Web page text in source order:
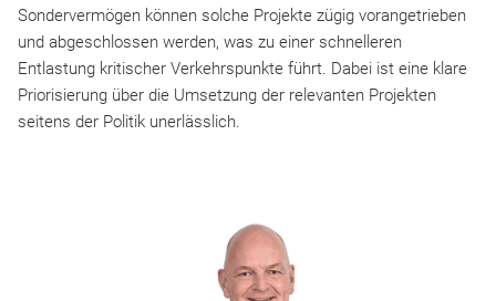
Sondervermögen können solche Projekte zügig vorangetrieben
und abgeschlossen werden, was zu einer schnelleren
Entlastung kritischer Verkehrspunkte führt. Dabei ist eine klare
Priorisierung über die Umsetzung der relevanten Projekten
seitens der Politik unerlässlich.